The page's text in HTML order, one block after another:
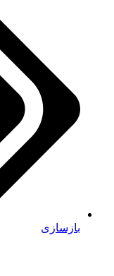
بازسازی